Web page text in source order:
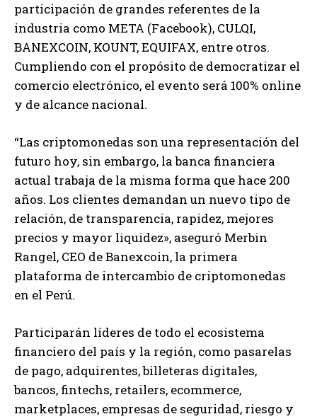
participación de grandes referentes de la
industria como META (Facebook), CULQI,
BANEXCOIN, KOUNT, EQUIFAX, entre otros.
Cumpliendo con el propósito de democratizar el
comercio electrónico, el evento será 100% online
y de alcance nacional.
“Las criptomonedas son una representación del
futuro hoy, sin embargo, la banca financiera
actual trabaja de la misma forma que hace 200
años. Los clientes demandan un nuevo tipo de
relación, de transparencia, rapidez, mejores
precios y mayor liquidez», aseguró Merbin
Rangel, CEO de Banexcoin, la primera
plataforma de intercambio de criptomonedas
en el Perú.
Participarán líderes de todo el ecosistema
financiero del país y la región, como pasarelas
de pago, adquirentes, billeteras digitales,
bancos, fintechs, retailers, ecommerce,
marketplaces, empresas de seguridad, riesgo y